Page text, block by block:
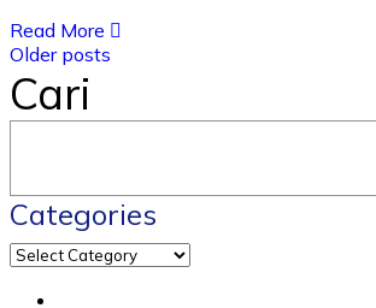
Read More
Older posts
Cari
Categories